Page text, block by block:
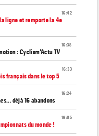
16:42
ligne et remporte la 4e
16:38
: Cyclism'Actu TV
16:33
français dans le top 5
16:24
déjà 16 abandons
16:05
du monde !